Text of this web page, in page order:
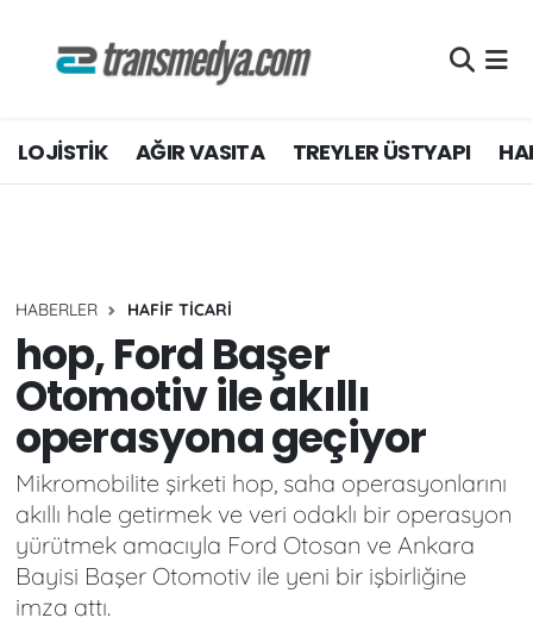
LOJİSTİK AĞIR VASITA TREYLER ÜSTYAPI
HABERLER HAFİF TİCARİ
hop, Ford Başer
Otomotiv ile akıllı
operasyona geçiyor
Mikromobilite şirketi hop, saha operasyonlarını
akıllı hale getirmek ve veri odaklı bir operasyon
yürütmek amacıyla Ford Otosan ve Ankara
Bayisi Başer Otomotiv ile yeni bir işbirliğine
imza attı.
TİCARİ ARAÇLAR
AKTÜEL
YEŞİL LOJİSTİK
EĞİTİM
Nöbetçi Eczaneler
Hava Durumu
Süper Lig Puan Durumu ve Fikstür
Tüm Manşetler
Son Dakika Haberleri
Haber Arşivi